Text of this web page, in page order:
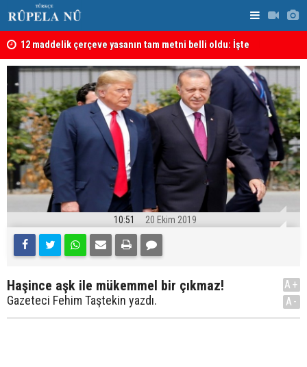
12 maddelik çerçeve yasanın tam metni belli oldu: İşte
tam metin!
10:51 20 Ekim 2019
Haşince aşk ile mükemmel bir çıkmaz!
Gazeteci Fehim Taştekin yazdı.
A+
A-